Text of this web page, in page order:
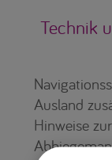
Technik
Ausland
Hinweise